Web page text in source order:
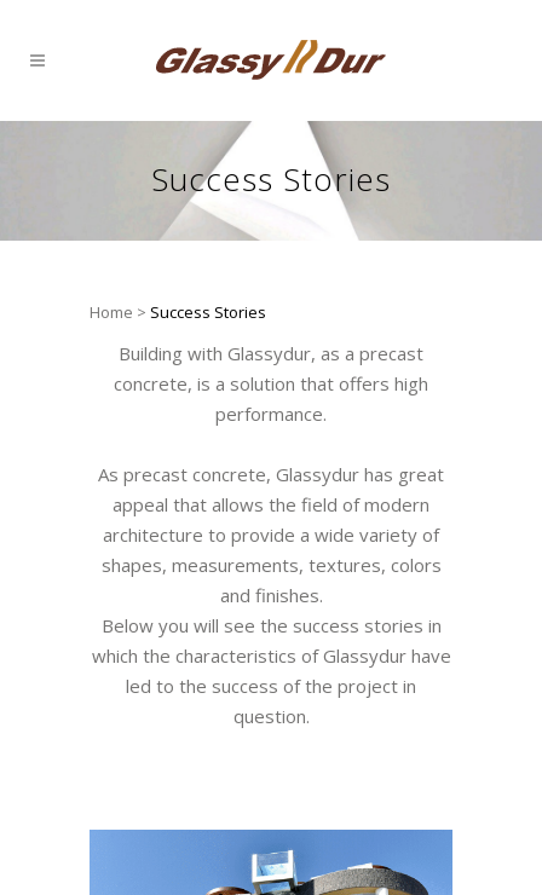
Success Stories
Home > Success Stories
Building with Glassydur, as a precast
concrete, is a solution that offers high
performance.
As precast concrete, Glassydur has great
appeal that allows the field of modern
architecture to provide a wide variety of
shapes, measurements, textures, colors
and finishes.
Below you will see the success stories in
which the characteristics of Glassydur have
led to the success of the project in
question.